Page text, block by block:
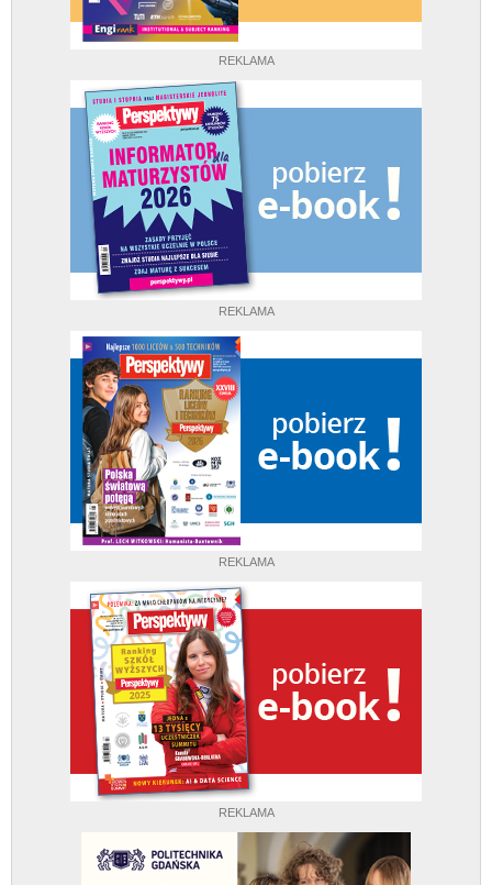
REKLAMA
REKLAMA
REKLAMA
REKLAMA